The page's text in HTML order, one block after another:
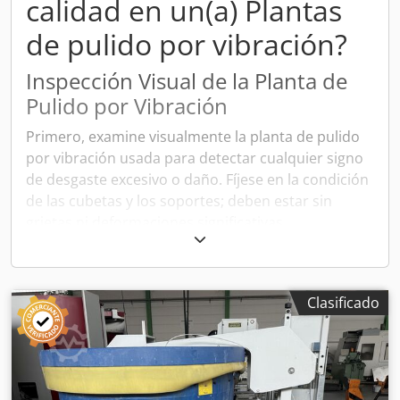
calidad en un(a) Plantas
de pulido por vibración?
Inspección Visual de la Planta de
Pulido por Vibración
Primero, examine visualmente la planta de pulido
por vibración usada para detectar cualquier signo
de desgaste excesivo o daño. Fíjese en la condición
de las cubetas y los soportes; deben estar sin
Verifique que las superficies internas donde se
colocan las piezas para pulir no tengan grietas,
erosión o puntos de corrosión que puedan afectar
la calidad del pulido de las piezas.
Revisar el sistema mecánico y
Clasificado